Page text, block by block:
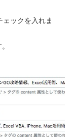
ェックを入れま